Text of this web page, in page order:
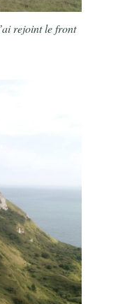
rejoint le front